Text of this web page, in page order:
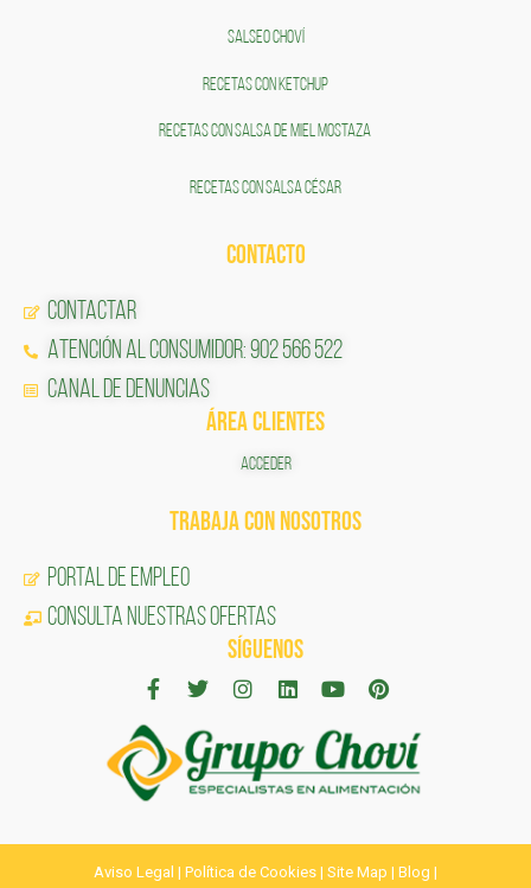
SALSEO CHOVÍ
RECETAS CON KETCHUP
RECETAS CON SALSA DE MIEL MOSTAZA
RECETAS CON SALSA CÉSAR
CONTACTO
Contactar
Atención al Consumidor: 902 566 522
Canal de Denuncias
ÁREA CLIENTES
ACCEDER
TRABAJA CON NOSOTROS
Portal de Empleo
CONSULTA NUESTRAS OFERTAS
SÍGUENOS
Aviso Legal | Política de Cookies | Site Map | Blog |